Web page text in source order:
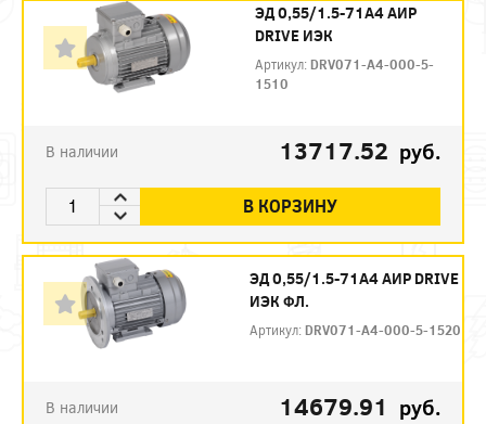
ЭД 0,55/1.5-71А4 АИР
DRIVE ИЭК
Артикул:DRV071-A4-000-5-
1510
В наличии 13717.52 руб.
В КОРЗИНУ
ЭД 0,55/1.5-71А4 АИР DRIVE
ИЭК ФЛ.
Артикул:DRV071-A4-000-5-1520
В наличии 14679.91 руб.